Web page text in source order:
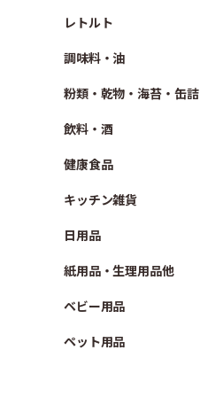
レトルト
調味料・油
粉類・乾物・海苔・缶詰
飲料・酒
健康食品
キッチン雑貨
日用品
紙用品・生理用品他
ベビー用品
ペット用品